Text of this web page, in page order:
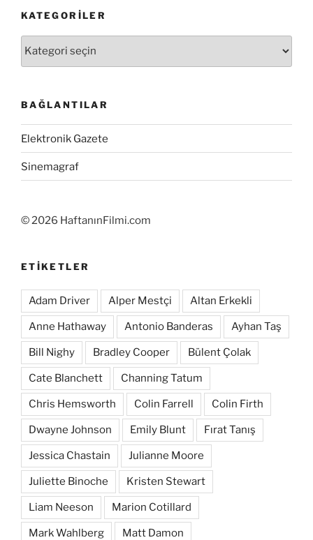
KATEGORILER
BAĞLANTILAR
Elektronik Gazete
Sinemagraf
©2026 HaftanınFilmi.com
ETIKETLER
Adam Driver Alper Mestçi Altan Erkekli
Anne Hathaway Antonio Banderas Ayhan Taş
Bill Nighy Bradley Cooper Bülent Çolak
Cate Blanchett Channing Tatum
Chris Hemsworth Colin Farrell Colin Firth
Dwayne Johnson Emily Blunt Fırat Tanış
Jessica Chastain Julianne Moore
Juliette Binoche Kristen Stewart
Liam Neeson Marion Cotillard
Mark Wahlberg Matt Damon